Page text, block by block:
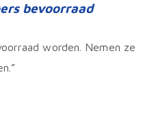
bevoorraad
worden. Nemen ze